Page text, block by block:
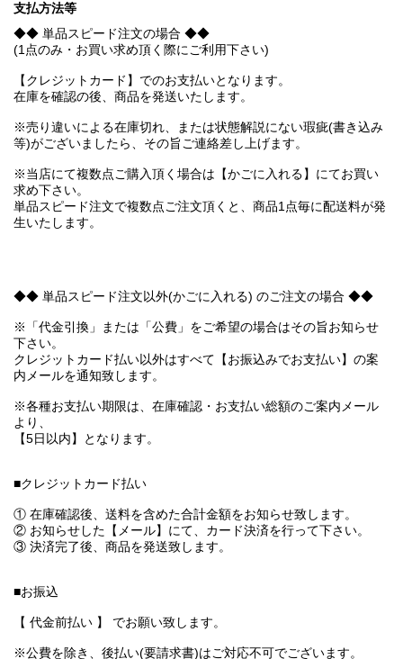
支払方法等
◆◆ 単品スピード注文の場合 ◆◆
(1点のみ・お買い求め頂く際にご利用下さい)
【クレジットカード】でのお支払いとなります。
在庫を確認の後、商品を発送いたします。
※売り違いによる在庫切れ、または状態解説にない瑕疵(書き込み
等)がございましたら、その旨ご連絡差し上げます。
※当店にて複数点ご購入頂く場合は【かごに入れる】にてお買い
求め下さい。
単品スピード注文で複数点ご注文頂くと、商品1点毎に配送料が発
生いたします。
◆◆ 単品スピード注文以外(かごに入れる) のご注文の場合 ◆◆
※「代金引換」または「公費」をご希望の場合はその旨お知らせ
下さい。
クレジットカード払い以外はすべて【お振込みでお支払い】の案
内メールを通知致します。
※各種お支払い期限は、在庫確認・お支払い総額のご案内メール
より、
【5日以内】となります。
■クレジットカード払い
① 在庫確認後、送料を含めた合計金額をお知らせ致します。
② お知らせした【メール】にて、カード決済を行って下さい。
③ 決済完了後、商品を発送致します。
■お振込
【 代金前払い 】 でお願い致します。
※公費を除き、後払い(要請求書)はご対応不可でございます。